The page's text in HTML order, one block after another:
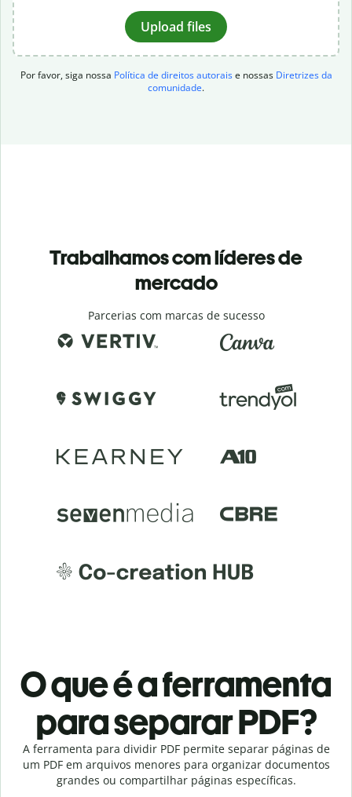
Upload files
Por favor, siga nossa Política de direitos autoraise nossas Diretrizes da
comunidade.
Trabalhamos com líderes de
mercado
Parcerias com marcas de sucesso
O que é a ferramenta
para separar PDF?
A ferramenta para dividir PDF permite separar páginas de
um PDF em arquivos menores para organizar documentos
grandes ou compartilhar páginas específicas.